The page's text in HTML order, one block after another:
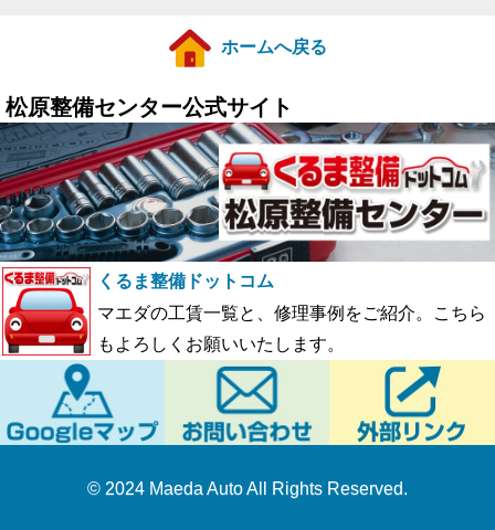
ホームへ戻る
松原整備センター公式サイト
くるま整備ドットコム
マエダの工賃一覧と、修理事例をご紹介。こちら
もよろしくお願いいたします。
© 2024 Maeda Auto All Rights Reserved.